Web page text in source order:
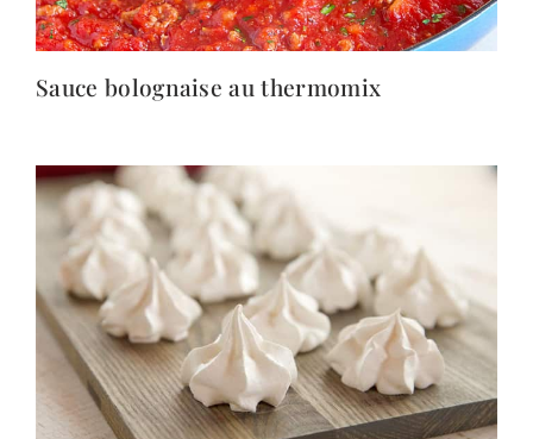
Sauce bolognaise au thermomix